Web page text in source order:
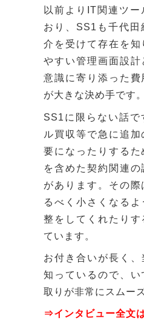
以前よりIT関連ツー
おり、SS1も千代田
介を受けて存在を知
やすい管理画面設計
意識に寄り添った費
が大きな決め手です。
SS1に限らない話で
ル買収等で急に追
要になったりするた
を含めた契約関連の
があります。その
るべく小さくなる
整をしてくれたりす
ています。
お付き合いが長く、
知っているので、い
取りが非常にスムー
⇒インタビュー全文